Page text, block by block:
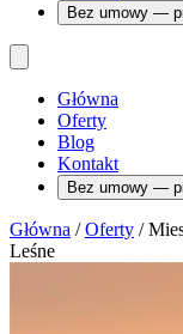
Bez umowy —
Główna
Oferty
Blog
Kontakt
Bez umowy —
Główna / Oferty /
Leśne